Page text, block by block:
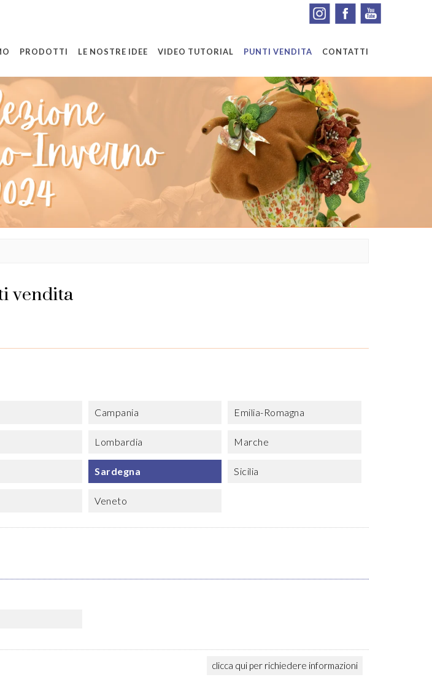
PRODOTTI LE NOSTRE IDEE VIDEO TUTORIAL PUNTI VENDITA CONTATTI
vendita
Campania Emilia-Romagna
Lombardia Marche
Sardegna Sicilia
Veneto
clicca qui per richiedere informazioni